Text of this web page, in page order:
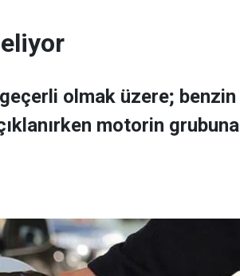
olmak üzere; benzin
motorin grubuna